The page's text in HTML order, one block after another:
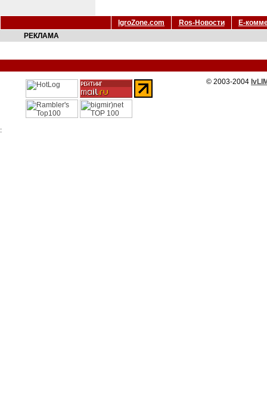
IgroZone.com Ros-Новости
Е-
РЕКЛАМА
© 2003-2004
: